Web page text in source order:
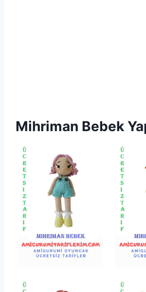
Mihriman Bebek